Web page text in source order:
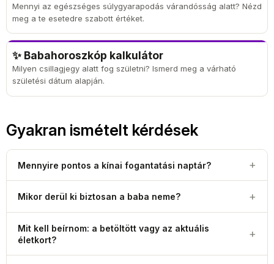
Mennyi az egészséges súlygyarapodás várandósság alatt? Nézd
meg a te esetedre szabott értéket.
✨ Babahoroszkóp kalkulátor
Milyen csillagjegy alatt fog születni? Ismerd meg a várható
születési dátum alapján.
Gyakran ismételt kérdések
Mennyire pontos a kínai fogantatási naptár? +
módszer. Tudományos vizsgálatok – köztük egy
esetszámú elemzés, amely közel 2,8 millió szülés adatát
dolgozta fel – szerint pontossága gyakorlatilag a
véletlenszerű találat szintjén, kb.
Tájékoztatásra, szórakozásra használd, ne döntéshozatalra.
Mikor derül ki biztosan a baba neme? +
hétenállapítható meg megbízhatóan, ha a magzat
megfelelő pózban helyezkedik el. NIPT (nem invazív
Mit kell beírnom: a betöltött vagy az aktuális
életkort?
+